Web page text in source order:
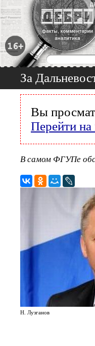
За
Вы
Перейти
В самом ФГУПе
Н. Лузганов